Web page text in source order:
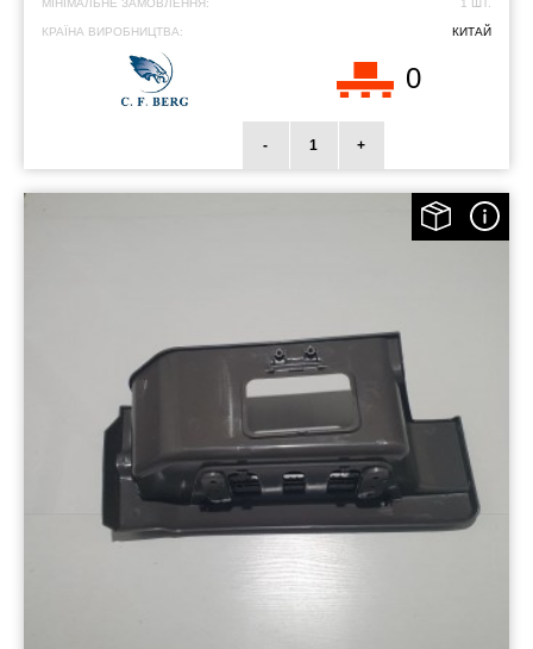
МІНІМАЛЬНЕ ЗАМОВЛЕННЯ: 1 ШТ.
КРАЇНА ВИРОБНИЦТВА: КИТАЙ
0
- +